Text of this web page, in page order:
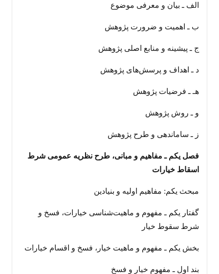
الف ـ بیان و معرفی موضوع
ب ـ اهمیت و ضرورت پژوهش
ج ـ پیشینه و منابع اصلی پژوهش
د ـ اهداف و پرسش‌های پژوهش
هـ ـ فرضیات پژوهش
و ـ روش پژوهش
ز ـ ساماندهی و طرح پژوهش
فصل یکم ـ مفاهیم و مبانی، طرح نظریه عمومی شرط
اسقاط خیارات
مبحث يکم: مفاهيم اوليه و بنیادین
گفتار يكم ـ مفهوم و ماهیت‌شناسی خيارات، فسخ و
شرط سقوط خيار
بخش یکم ـ مفهوم و ماهیت خیار، فسخ و اقسام خیارات
بند اول ـ مفهوم خیار و فسخ